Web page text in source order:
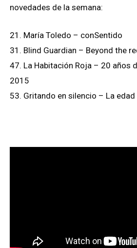
novedades de la semana:
21. María Toledo – conSentido
31. Blind Guardian – Beyond the
47. La Habitación Roja – 20 años
2015
53. Gritando en silencio – La